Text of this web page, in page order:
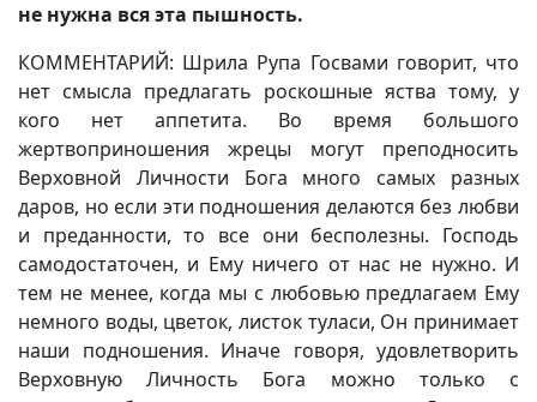
не нужна вся эта пышность.
КОММЕНТАРИЙ: Шрила Рупа Госвами говорит, что
нет смысла предлагать роскошные яства тому, у
кого нет аппетита. Во время большого
жертвоприношения жрецы могут преподносить
Верховной Личности Бога много самых разных
даров, но если эти подношения делаются без любви
и преданности, то все они бесполезны. Господь
самодостаточен, и Ему ничего от нас не нужно. И
тем не менее, когда мы с любовью предлагаем Ему
немного воды, цветок, листок туласи, Он принимает
наши подношения. Иначе говоря, удовлетворить
Верховную Личность Бога можно только с